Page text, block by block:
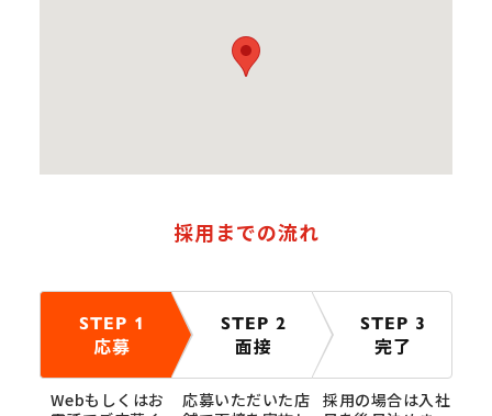
採用までの流れ
STEP 1
応募
Webもしくはお
STEP 2
面接
応募いただいた店
STEP 3
完了
採用の場合は入社